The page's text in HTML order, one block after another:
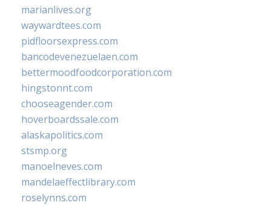
marianlives.org
waywardtees.com
pidfloorsexpress.com
bancodevenezuelaen.com
bettermoodfoodcorporation.com
hingstonnt.com
chooseagender.com
hoverboardssale.com
alaskapolitics.com
stsmp.org
manoelneves.com
mandelaeffectlibrary.com
roselynns.com